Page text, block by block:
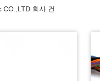
회사 건